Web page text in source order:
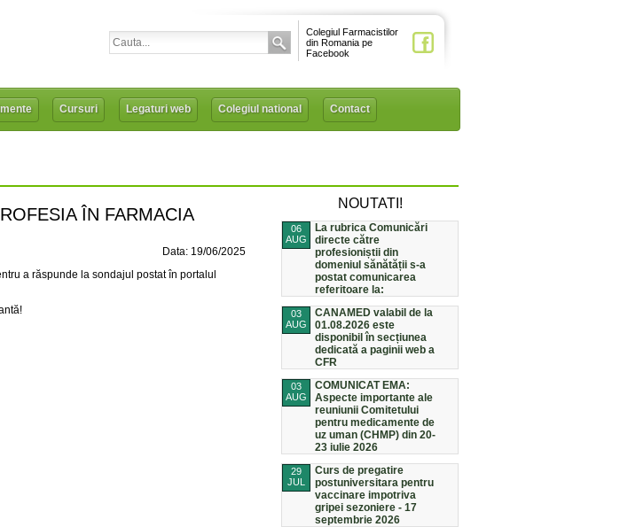
Colegiul Farmacistilor
din Romania pe
Facebook
Cursuri Legaturi web Colegiul national Contact
ÎN FARMACIA
Data: 19/06/2025
a răspunde la sondajul postat în portalul
NOUTATI!
06
AUG
La rubrica Comunicări
directe către
profesioniștii din
domeniul sănătății s-a
postat comunicarea
referitoare la:
03
AUG
CANAMED valabil de la
01.08.2026 este
disponibil în secțiunea
dedicată a paginii web a
CFR
03
AUG
COMUNICAT EMA:
Aspecte importante ale
reuniunii Comitetului
pentru medicamente de
uz uman (CHMP) din 20-
23 iulie 2026
29
JUL
Curs de pregatire
postuniversitara pentru
vaccinare impotriva
gripei sezoniere - 17
septembrie 2026